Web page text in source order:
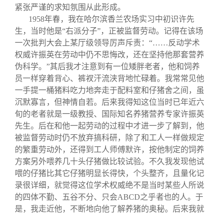
紧张严谨的求知氛围从此形成。
1958年春，我在哈尔滨香兰农场实习中初识许先
生，当时他是“右派分子”，正被监督劳动。记得在该场
一次批判大会上某厅级领导厉声斥责：“……反动学术
权威许振英在劳动中仍不思悔改，还在坚持他那套营养
伪科学。”其后我才注意到有一位矮胖老者，他和饲养
员一样穿着背心、裤衩汗流浃背地忙碌着。我常常见他
一手提一桶猪料吃力地奔走于配料室和仔猪舍之间，虽
沉默寡言，但神情自若。后来我得知这位当时已年近六
旬的老者就是一级教授、国际知名养猪营养专家许振英
先生。后在和他一起劳动的过程中才进一步了解到，他
被监督劳动时仍不放弃搞科研，除了和工人一样做规定
的繁重劳动外，还得到工人师傅默许，按他制定的饲养
方案另外喂养几十头仔猪做比较试验。不久我发现他试
喂的仔猪比其它仔猪明显长得快，个头整齐，且量化记
录很详细，就觉得这位学术权威绝不是当时某些人所说
的四体不勤、五谷不分、只会ABCD之乎者也的人。于
是，我走近他，不断地向他了解养猪的奥秘。后来我就